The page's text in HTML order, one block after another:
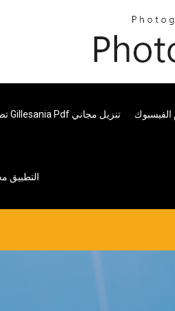
تصميم الخرسانة المسلحة بواسطة Gillesania Pdf تنزيل مجاني
التطبيق